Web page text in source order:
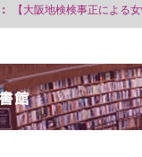
を支援する会事務局